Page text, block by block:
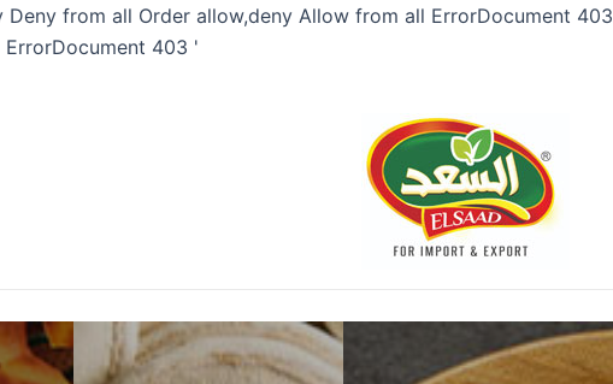
Deny from all Order allow,deny Allow from all ErrorDocument 403 '
'
ErrorDocument 403 '